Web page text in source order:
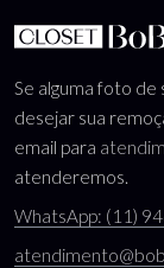
Se alguma foto de
desejar sua
email para
atenderemos.
WhatsApp: (11)